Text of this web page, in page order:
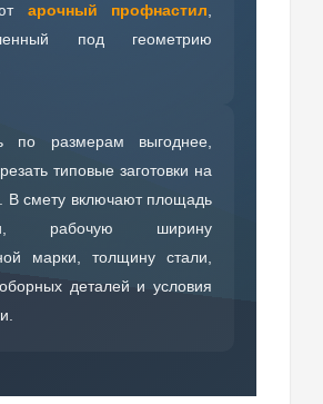
арочный профнастил,
под геометрию
по размерам выгоднее,
типовые заготовки на
В смету включают площадь
рабочую ширину
марки, толщину стали,
деталей и условия